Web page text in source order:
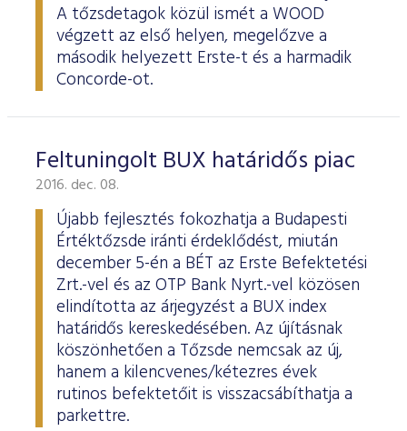
A tőzsdetagok közül ismét a WOOD
végzett az első helyen, megelőzve a
második helyezett Erste-t és a harmadik
Concorde-ot.
Feltuningolt BUX határidős piac
2016. dec. 08.
Újabb fejlesztés fokozhatja a Budapesti
Értéktőzsde iránti érdeklődést, miután
december 5-én a BÉT az Erste Befektetési
Zrt.-vel és az OTP Bank Nyrt.-vel közösen
elindította az árjegyzést a BUX index
határidős kereskedésében. Az újításnak
köszönhetően a Tőzsde nemcsak az új,
hanem a kilencvenes/kétezres évek
rutinos befektetőit is visszacsábíthatja a
parkettre.